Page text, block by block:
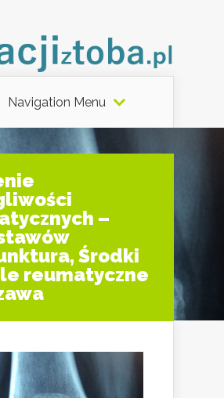
Navigation Menu
–
Środki
reumatyczne